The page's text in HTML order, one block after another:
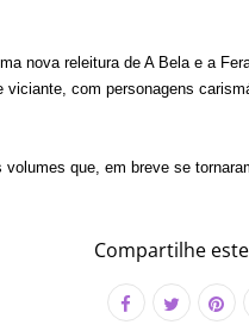
nova releitura de A Bela e a
com personagens
que, em breve se
Compartilhe